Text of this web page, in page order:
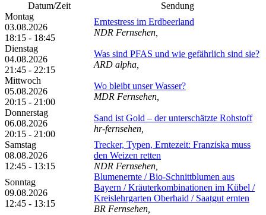
Datum/Zeit
Sendung
Montag
03.08.2026
18:15 - 18:45
Erntestress im Erdbeerland
NDR Fernsehen,
Dienstag
04.08.2026
21:45 - 22:15
Was sind PFAS und wie gefährlich sind sie?
ARD alpha,
Mittwoch
05.08.2026
20:15 - 21:00
Wo bleibt unser Wasser?
MDR Fernsehen,
Donnerstag
06.08.2026
20:15 - 21:00
Sand ist Gold – der unterschätzte Rohstoff
hr-fernsehen,
Samstag
08.08.2026
12:45 - 13:15
Trecker, Typen, Erntezeit: Franziska muss
den Weizen retten
NDR Fernsehen,
Sonntag
09.08.2026
12:45 - 13:15
Blumenernte /​ Bio-Schnittblumen aus
Bayern /​ Kräuterkombinationen im Kübel /​
Kreislehrgarten Oberhaid /​ Saatgut ernten
BR Fernsehen,